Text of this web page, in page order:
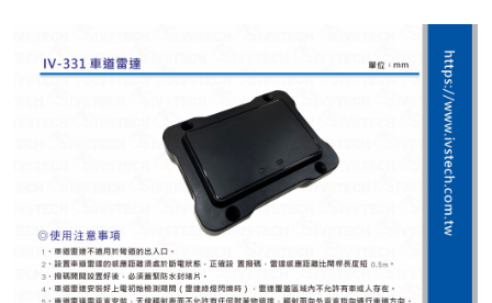
Etag長距離讀卡機系列
人員通關管制機系列
車輪檔防撞條系列